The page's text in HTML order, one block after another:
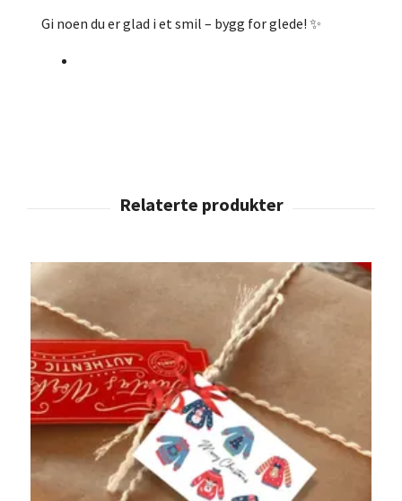
Gi noen du er glad i et smil – bygg for glede! ✨